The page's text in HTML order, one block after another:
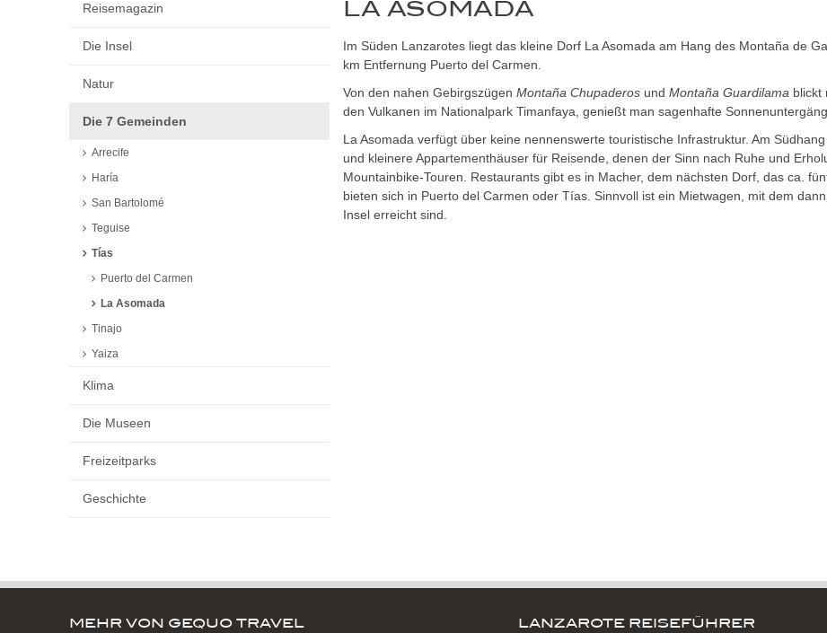
Reisemagazin
Die Insel
Natur
Die 7 Gemeinden
Arrecife
Haría
San Bartolomé
Teguise
Tías
Puerto del Carmen
La Asomada
Tinajo
Yaiza
Klima
Die Museen
Freizeitparks
Geschichte
LA ASOMADA
Im Süden Lanzarotes liegt das kleine Dorf La Asomada am Hang des Montaña de
km Entfernung Puerto del Carmen.
Von den nahen Gebirgszügen Montaña Chupaderos und Montaña Guardilama blickt
den Vulkanen im Nationalpark Timanfaya, genießt man sagenhafte
La Asomada verfügt über keine nennenswerte touristische Infrastruktur. Am
und kleinere Appartementhäuser für Reisende, denen der Sinn nach Ruhe und
Mountainbike-Touren. Restaurants gibt es in Macher, dem nächsten Dorf, das ca.
bieten sich in Puerto del Carmen oder Tías. Sinnvoll ist ein Mietwagen, mit dem
Insel erreicht sind.
MEHR VON GEQUO TRAVEL LANZAROTE REISEFÜHRER